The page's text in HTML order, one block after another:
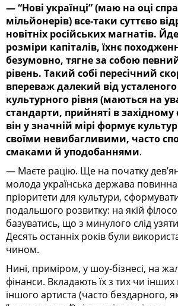
— “Нові українці” (маю на оці
мільйонерів) все-таки суттєво
новітніх російських магнатів.
розміри капіталів, їхнє
безумовно, тягне за собою
рівень. Такий собі пересічний
впереваж далекий від
культурного рівня (маються на
стандарти, прийняті в західному
він у значній мірі формує
своїми невибагливими, часто
смаками й уподобаннями.
— Маєте рацію. Ще на початку
молода українська держава
пріоритети для культури, сформувати
подальшого розвитку: на якій
базуватись, що з минулого слід
Десять останніх років були
чином.
Нині, приміром, у шоу-бізнесі, на
фінанси. Вкладають їх з тих чи
іншого артиста (часто бездарного,